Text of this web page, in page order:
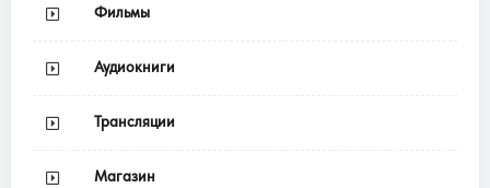
Фильмы
Аудиокниги
Трансляции
Магазин